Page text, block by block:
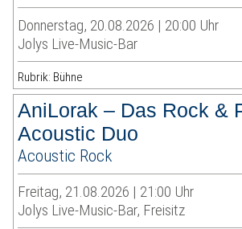
Donnerstag, 20.08.2026 | 20:00 Uhr
Jolys Live-Music-Bar
Rubrik: Bühne
AniLorak – Das Rock &
Acoustic Duo
Acoustic Rock
Freitag, 21.08.2026 | 21:00 Uhr
Jolys Live-Music-Bar, Freisitz